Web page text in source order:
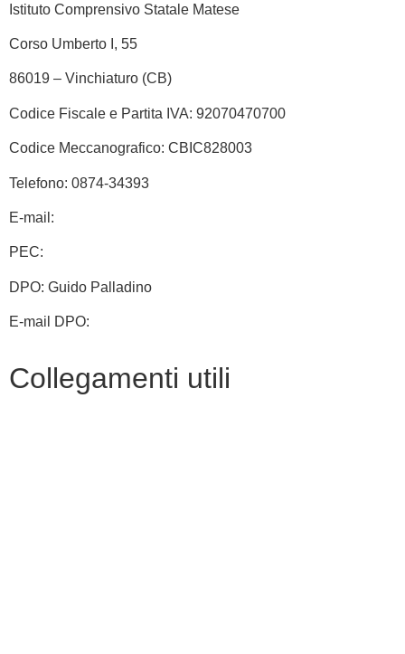
Istituto Comprensivo Statale Matese
Corso Umberto I, 55
86019 – Vinchiaturo (CB)
Codice Fiscale e Partita IVA: 92070470700
Codice Meccanografico: CBIC828003
Telefono: 0874-34393
E-mail:
PEC:
DPO: Guido Palladino
E-mail DPO:
Collegamenti utili